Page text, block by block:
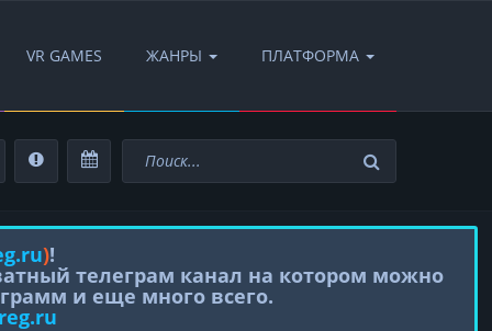
VR GAMES ЖАНРЫ ПЛАТФОРМА
)!
телеграм канал на котором можно
и еще много всего.